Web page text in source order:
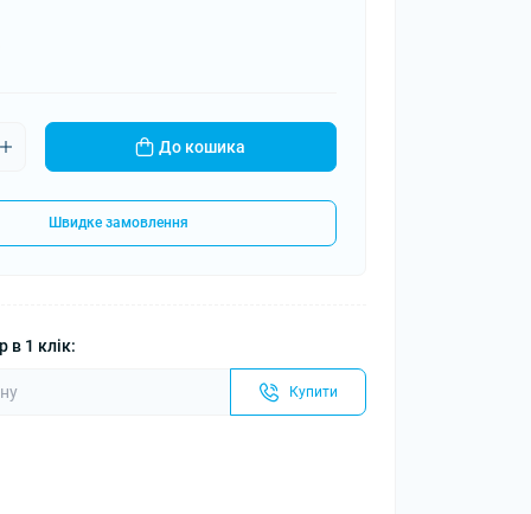
До кошика
Швидке замовлення
в 1 клік:
Купити